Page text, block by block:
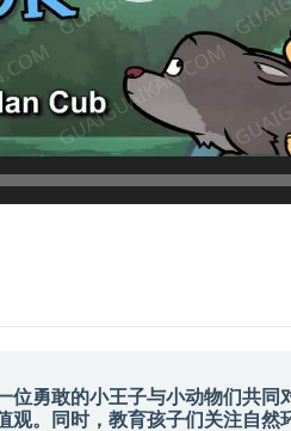
位勇敢的小王子与小动物们共同
观。同时，教育孩子们关注自然